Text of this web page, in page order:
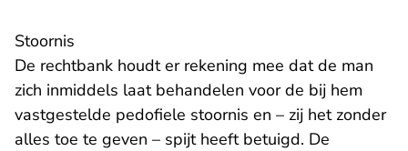
Stoornis
De rechtbank houdt er rekening mee dat de man
zich inmiddels laat behandelen voor de bij hem
vastgestelde pedofiele stoornis en – zij het zonder
alles toe te geven – spijt heeft betuigd. De